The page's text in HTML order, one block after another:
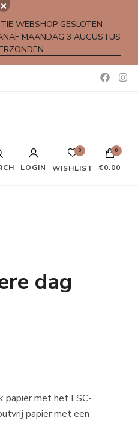
WEBSHOP GESLOTEN
MAANDAG 3 AUGUSTUS
LOGIN
0
WISHLIST
0
€0.00
dag
papier met het FSC-
papier met een